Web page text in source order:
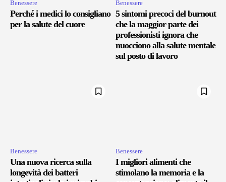
Benessere
Perché i medici lo consigliano
per la salute del cuore
Benessere
5 sintomi precoci del burnout
che la maggior parte dei
professionisti ignora che
nuocciono alla salute mentale
sul posto di lavoro
Benessere
Una nuova ricerca sulla
longevità dei batteri
Benessere
I migliori alimenti che
stimolano la memoria e la